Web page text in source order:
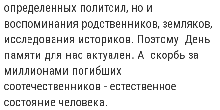
определенных политсил, но и
воспоминания родственников, земляков,
исследования историков. Поэтому День
памяти для нас актуален. А скорбь за
миллионами погибших
соотечественников - естественное
состояние человека.